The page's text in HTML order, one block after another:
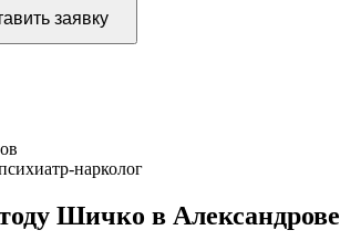
заявку
нарколог
Шичко в Александрове